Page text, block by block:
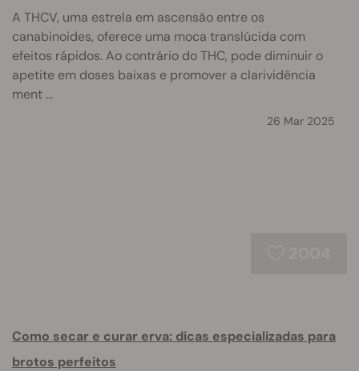
A THCV, uma estrela em ascensão entre os
canabinoides, oferece uma moca translúcida com
efeitos rápidos. Ao contrário do THC, pode diminuir o
apetite em doses baixas e promover a clarividência
ment ...
26 Mar 2025
Como secar e curar erva: dicas especializadas para
brotos perfeitos